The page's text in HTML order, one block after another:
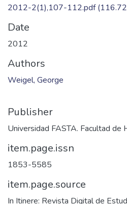
2012-2(1),107-112.pdf(116.72
Date
2012
Authors
Weigel, George
Publisher
Universidad FASTA. Facultad de
item.page.issn
1853-5585
item.page.source
In Itinere: Revista Digital de